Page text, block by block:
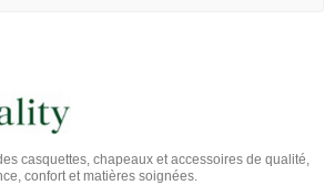
casquettes, chapeaux et accessoires de qualité,
confort et matières soignées.